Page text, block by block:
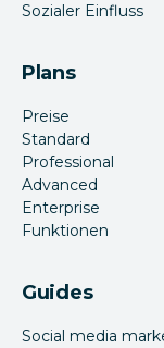
Sozialer Einfluss
Plans
Preise
Standard
Professional
Advanced
Enterprise
Funktionen
Guides
Social media